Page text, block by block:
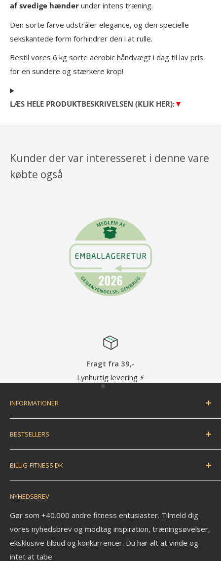
af svedige hænder under intens træning.
Den sorte farve udstråler elegance, og den specielle
sekskantede form forhindrer den i at rulle.
Bestil vores 6 kg sorte aerobic håndvægt i dag til lav pris
for en sundere og stærkere krop!
LÆS HELE PRODUKTBESKRIVELSEN (KLIK HER):▼
Kunder der var interesseret i denne vare
købte også
NYHEDSBREV
Gør som +40.000 andre fitness entusiaster. Tilmeld dig
vores nyhedsbrev og modtag inspiration, træningsøvelser,
eksklusive tilbud og konkurrencer. Du har alt at vinde og
intet at tabe.
INFORMATIONER
Handelsbetingelser
Fortryd dit køb / bestil returlabel
FAQ
EAN betaling
Anmeldelser
Kontakt
Om os
Ledige stillinger
Fitness blog
BESTSELLERS
Træningsmåtte
Træningsbold
Træningselastik
Håndvægte
Pull up bar
Kettlebell
Aerobic vægtstang sæt
BILLIG-FITNESS.DK
N.K. Import APS
Savværksvej 3
6360 Tinglev
CVR: 33772580
_______________________